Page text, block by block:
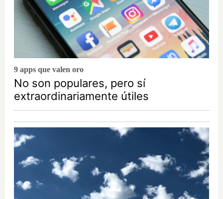
9 apps que valen oro
No son populares, pero sí
extraordinariamente útiles